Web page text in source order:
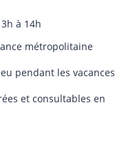
à 14h
métropolitaine
pendant les vacances
et consultables en